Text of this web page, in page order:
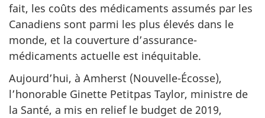
fait, les coûts des médicaments assumés par les
Canadiens sont parmi les plus élevés dans le
monde, et la couverture d’assurance-
médicaments actuelle est inéquitable.
Aujourd’hui, à Amherst (Nouvelle-Écosse),
l’honorable Ginette Petitpas Taylor, ministre de
la Santé, a mis en relief le budget de 2019,